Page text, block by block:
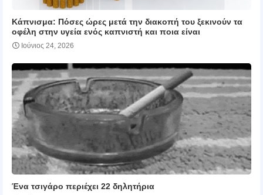
Κάπνισμα: Πόσες ώρες μετά την διακοπή του ξεκινούν τα
οφέλη στην υγεία ενός καπνιστή και ποια είναι
Ιούνιος 24, 2026
Ένα τσιγάρο περιέχει 22 δηλητήρια